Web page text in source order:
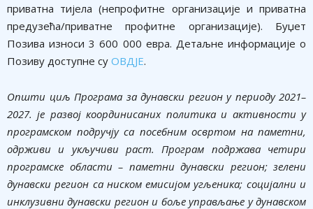
приватна тијела (непрофитне организације и приватна
предузећа/приватне профитне организације). Буџет
Позива износи 3 600 000 евра. Детаљне информације о
Позиву доступне су ОВДЈЕ.
Општи циљ Програма за дунавски регион у периоду 2021–
2027. је развој координисаних политика и активности у
програмском подручју са посебним освртом на паметни,
одрживи и укључиви раст. Програм подржава четири
програмске области – паметни дунавски регион; зелени
дунавски регион са ниском емисијом угљеника; социјални и
инклузивни дунавски регион и боље управљање у дунавском